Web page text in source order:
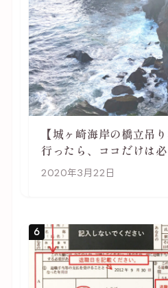
【城ヶ崎海岸の橋立吊
行ったら、ココだけは
2020年3月22日
6